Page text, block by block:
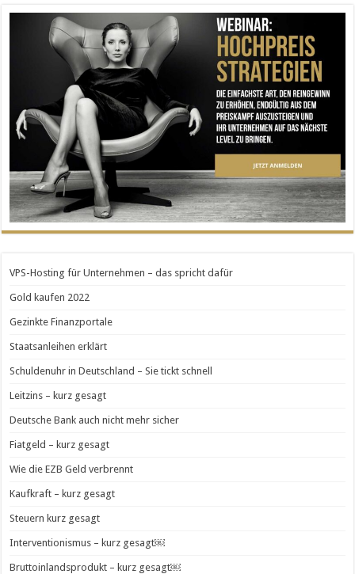
VPS-Hosting für Unternehmen – das spricht dafür
Gold kaufen 2022
Gezinkte Finanzportale
Staatsanleihen erklärt
Schuldenuhr in Deutschland – Sie tickt schnell
Leitzins – kurz gesagt
Deutsche Bank auch nicht mehr sicher
Fiatgeld – kurz gesagt
Wie die EZB Geld verbrennt
Kaufkraft – kurz gesagt
Steuern kurz gesagt
Interventionismus – kurz gesagt￼
Bruttoinlandsprodukt – kurz gesagt￼